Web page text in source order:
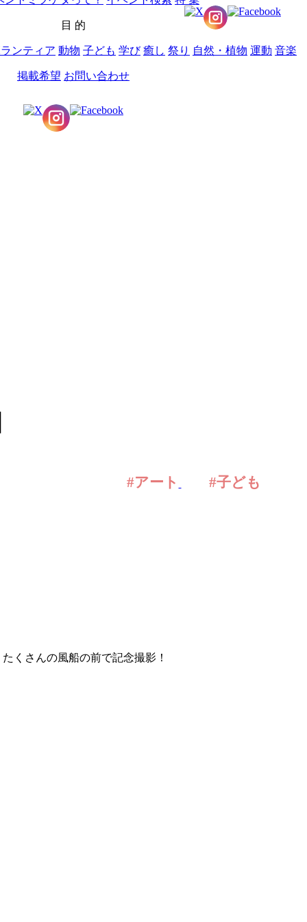
目 的
ンティア 動物 子ども 学び 癒し 祭り 自然・植物 運動 音楽
掲載希望 お問い合わせ
#アート #子ども
くさんの風船の前で記念撮影！